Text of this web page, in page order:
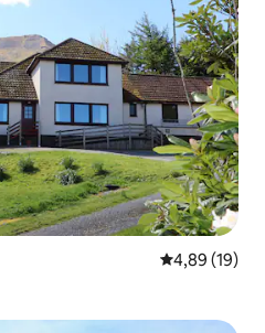
4,89 de uma
4,89 (19)